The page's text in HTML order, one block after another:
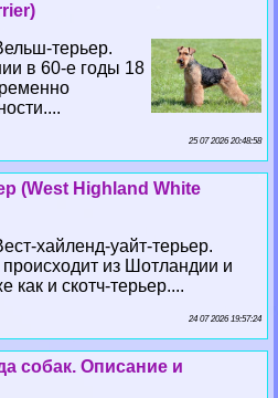
терьер.
в 60-е годы 18
25 07 2026 20:48:58
(West Highland White
хайленд-уайт-терьер.
из Шотландии и
как и скотч-терьер....
24 07 2026 19:57:24
собак. Описание и